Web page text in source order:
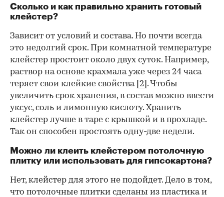
Сколько и как правильно хранить готовый
клейстер?
Зависит от условий и состава. Но почти всегда
это недолгий срок. При комнатной температуре
клейстер простоит около двух суток. Например,
раствор на основе крахмала уже через 24 часа
теряет свои клейкие свойства [2] . Чтобы
увеличить срок хранения, в состав можно ввести
уксус, соль и лимонную кислоту. Хранить
клейстер лучше в таре с крышкой и в прохладе.
Так он способен простоять одну-две недели.
Можно ли клеить клейстером потолочную
плитку или использовать для гипсокартона?
Нет, клейстер для этого не подойдет. Дело в том,
что потолочные плитки сделаны из пластика и